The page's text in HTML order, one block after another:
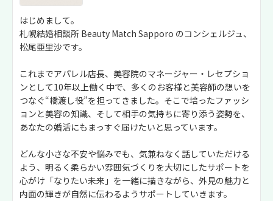
はじめまして。
札幌結婚相談所 Beauty Match Sapporo のコンシェルジュ、
松尾亜里沙です。
これまでアパレル店長、美容院のマネージャー・レセプショ
ンとして10年以上働く中で、多くのお客様と美容師の想いを
つなぐ“橋渡し役”を担ってきました。そこで培ったファッシ
ョンと美容の知識、そして相手の気持ちに寄り添う姿勢を、
あなたの婚活にもまっすぐ届けたいと思っています。
どんな小さな不安や悩みでも、気兼ねなく話していただける
よう、明るく柔らかい雰囲気づくりを大切にしたサポートを
心がけ「なりたい未来」を一緒に描きながら、外見の魅力と
内面の輝きが自然に伝わるようサポートしていきます。